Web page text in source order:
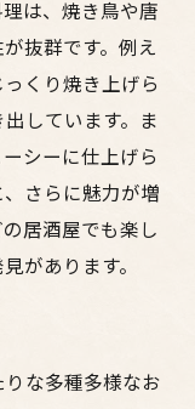
み物
酒と鳥料理の
い
屋
は、焼き鳥や唐
抜群です。例え
くり焼き上げら
しています。ま
シーに仕上げら
さらに魅力が増
居酒屋でも楽し
があります。
な多種多様なお